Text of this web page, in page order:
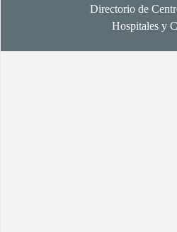
Directorio de
Hospitales y